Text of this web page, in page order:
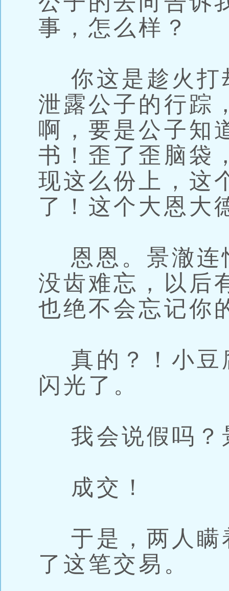
事，怎么样？
你这是趁火打
泄露公子的行踪
啊，要是公子知
书！歪了歪脑袋
现这么份上，这
了！这个大恩大
恩恩。景澈连
没齿难忘，以后
也绝不会忘记你
真的？！小豆
闪光了。
我会说假吗？
成交！
于是，两人瞒
了这笔交易。